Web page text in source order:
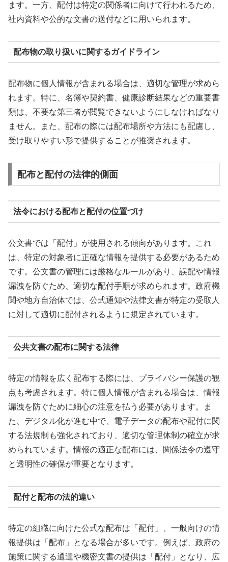
ます。一方、配付は特定の関係者に向けて行われるため、
社内資料や公的な文書の送付などに用いられます。
配布物の取り扱いに関するガイドライン
配布物に個人情報が含まれる場合は、適切な管理が求めら
れます。特に、名簿や契約書、健康診断結果などの重要書
類は、不要な第三者が閲覧できないようにしなければなり
ません。また、配布の際には配布場所や方法にも配慮し、
受け取りやすい形で提供することが推奨されます。
配布と配付の法律的側面
法令における配布と配付の位置づけ
公文書では「配付」が使用される傾向があります。これ
は、特定の対象者に正確な情報を提供する必要があるため
です。公文書の管理には厳格なルールがあり、誤配や情報
漏洩を防ぐため、適切な配付手順が求められます。政府機
関や地方自治体では、公式通知や法律文書が特定の受取人
に対して適切に配付されるように規定されています。
公共文書の配布に関する法律
特定の情報を広く配布する際には、プライバシー保護の観
点も考慮されます。特に個人情報が含まれる場合は、情報
漏洩を防ぐために細心の注意を払う必要があります。ま
た、デジタル化が進む中で、電子データの配布や配付に関
する法規制も強化されており、適切な管理体制の確立が求
められています。情報の適正な配布には、関係法令の遵守
と透明性の確保が重要となります。
配付と配布の法的違い
特定の組織に向けた公式な配布は「配付」、一般向けの情
報提供は「配布」となる場合が多いです。例えば、政府の
施策に関する通達や機密文書の提供は「配付」となり、広